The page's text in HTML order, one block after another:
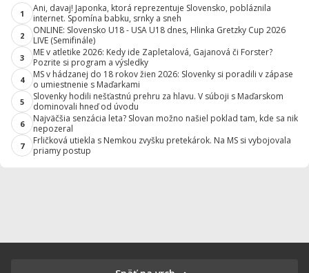
1
Ani, davaj! Japonka, ktorá reprezentuje Slovensko, pobláznila
internet. Spomína babku, srnky a sneh
2
ONLINE: Slovensko U18 - USA U18 dnes, Hlinka Gretzky Cup 2026
LIVE (Semifinále)
3
ME v atletike 2026: Kedy ide Zapletalová, Gajanová či Forster?
Pozrite si program a výsledky
4
MS v hádzanej do 18 rokov žien 2026: Slovenky si poradili v zápase
o umiestnenie s Maďarkami
5
Slovenky hodili nešťastnú prehru za hlavu. V súboji s Maďarskom
dominovali hneď od úvodu
6
Najväčšia senzácia leta? Slovan možno našiel poklad tam, kde sa nik
nepozeral
7
Frličková utiekla s Nemkou zvyšku pretekárok. Na MS si vybojovala
priamy postup